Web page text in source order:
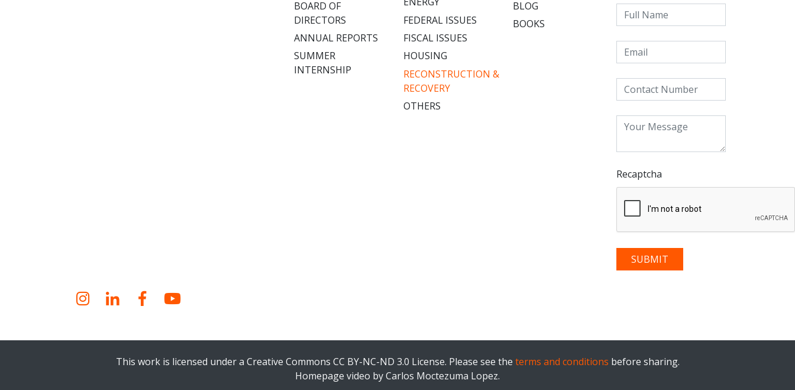
BOARD OF
DIRECTORS
ANNUAL REPORTS
SUMMER
INTERNSHIP
FEDERAL ISSUES
FISCAL ISSUES
HOUSING
RECONSTRUCTION &
RECOVERY
OTHERS
BLOG
BOOKS
Recaptcha
Instagram
LinkedInFacebookYouTube
This work is licensed under a Creative Commons CC BY-NC-ND 3.0 License. Please see the terms and conditions before sharing.
Homepage video by Carlos Moctezuma Lopez.